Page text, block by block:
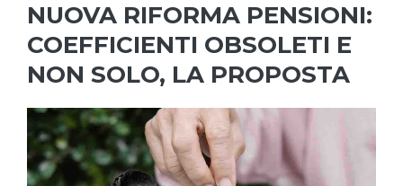
NUOVA RIFORMA PENSIONI:
COEFFICIENTI OBSOLETI E
NON SOLO, LA PROPOSTA